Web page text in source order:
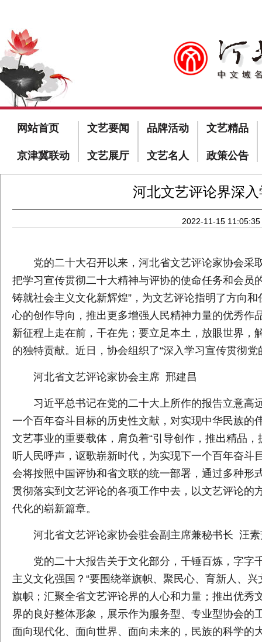
网站首页 文艺要闻 品牌活动 文艺精品
京津冀联动 文艺展厅 文艺名人 政策公告
河北文艺评论界深
2022-11-15 11:05:35
党的二十大召开以来，河北省文艺评论家协会
把学习宣传贯彻二十大精神与评协的使命任务和会员
铸就社会主义文化新辉煌”，为文艺评论指明了方向
心的创作导向，推出更多增强人民精神力量的优秀作
新征程上走在前，干在先；要立足本土，放眼世界
的独特贡献。近日，协会组织了“深入学习宣传贯彻
河北省文艺评论家协会主席 邢建昌
习近平总书记在党的二十大上所作的报告立意
一个百年奋斗目标的历史性文献，对实现中华民族
文艺事业的重要载体，肩负着“引导创作，推出精品
听人民呼声，讴歌崭新时代，为实现下一个百年奋
会将按照中国评协和省文联的统一部署，通过多种
贯彻落实到文艺评论的各项工作中去，以文艺评论
代化的崭新篇章。
河北省文艺评论家协会驻会副主席兼秘书长 汪
党的二十大报告关于文化部分，千锤百炼，字
主义文化强国？“要围绕举旗帜、聚民心、育新人、
旗帜；汇聚全省文艺评论界的人心和力量；推出优
界的良好整体形象，展示作为服务型、专业型协会的
面向现代化、面向世界、面向未来的，民族的科学